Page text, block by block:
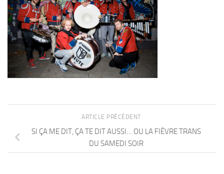
ARTICLE PRÉCÉDENT
SI ÇA ME DIT, ÇA TE DIT AUSSI… OU LA FIÈVRE TRANS
DU SAMEDI SOIR